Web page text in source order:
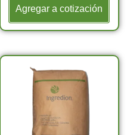
Agregar a cotización